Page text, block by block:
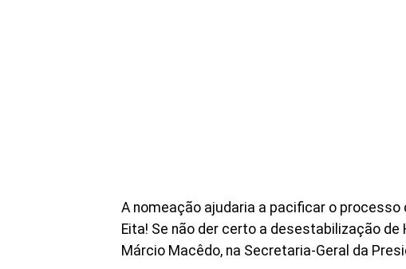
A nomeação ajudaria a pacificar o
Eita! Se não der certo a desestabilização
Márcio Macêdo, na Secretaria-Geral da